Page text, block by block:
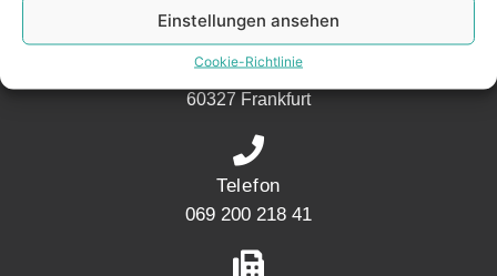
Einstellungen ansehen
Cookie-Richtlinie
Adresse
Mainwesthafen Immobilien Speicherstraße 5
60327 Frankfurt
Telefon
069 200 218 41